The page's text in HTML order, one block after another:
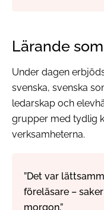
Lärande
Under dagen
svenska, svenska
ledarskap och
grupper med tydlig
verksamheterna.
”Det var
föreläsare –
morgon.”